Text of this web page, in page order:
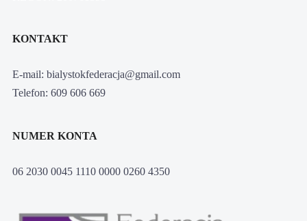
KONTAKT
E-mail: bialystokfederacja@gmail.com
Telefon: 609 606 669
NUMER KONTA
06 2030 0045 1110 0000 0260 4350